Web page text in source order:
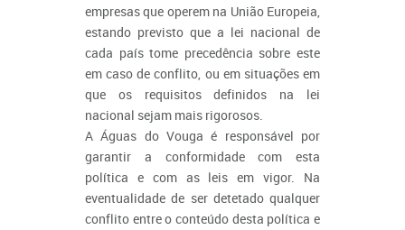
empresas que operem na União Europeia,
estando previsto que a lei nacional de
cada país tome precedência sobre este
em caso de conflito, ou em situações em
que os requisitos definidos na lei
nacional sejam mais rigorosos.
A Águas do Vouga é responsável por
garantir a conformidade com esta
política e com as leis em vigor. Na
eventualidade de ser detetado qualquer
conflito entre o conteúdo desta política e